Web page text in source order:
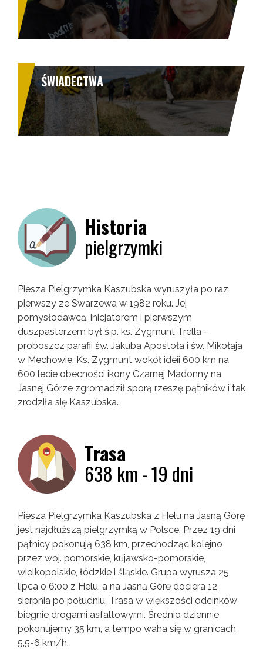
ŚWIADECTWA
Historia
pielgrzymki
Piesza Pielgrzymka Kaszubska wyruszyła po raz
pierwszy ze Swarzewa w 1982 roku. Jej
pomysłodawcą, inicjatorem i pierwszym
duszpasterzem był ś.p. ks. Zygmunt Trella -
proboszcz parafii św. Jakuba Apostoła i św. Mikołaja
w Mechowie. Ks. Zygmunt wokół ideii 600 km na
600 lecie obecności ikony Czarnej Madonny na
Jasnej Górze zgromadził sporą rzeszę pątników i tak
zrodziła się Kaszubska.
Trasa
638 km - 19 dni
Piesza Pielgrzymka Kaszubska z Helu na Jasną Górę
jest najdłuższą pielgrzymką w Polsce. Przez 19 dni
pątnicy pokonują 638 km, przechodząc kolejno
przez woj. pomorskie, kujawsko-pomorskie,
wielkopolskie, łódzkie i śląskie. Grupa wyrusza 25
lipca o 6:00 z Helu, a na Jasną Górę dociera 12
sierpnia po południu. Trasa w większości odcinków
biegnie drogami asfaltowymi. Średnio dziennie
pokonujemy 35 km, a tempo waha się w granicach
5,5-6 km/h.